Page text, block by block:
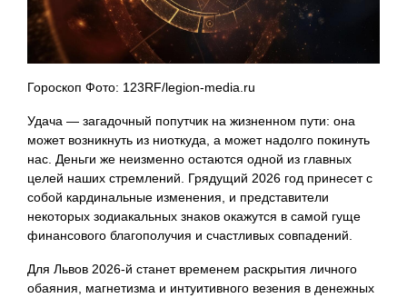
Гороскоп Фото: 123RF/legion-media.ru
Удача — загадочный попутчик на жизненном пути: она
может возникнуть из ниоткуда, а может надолго покинуть
нас. Деньги же неизменно остаются одной из главных
целей наших стремлений. Грядущий 2026 год принесет с
собой кардинальные изменения, и представители
некоторых зодиакальных знаков окажутся в самой гуще
финансового благополучия и счастливых совпадений.
Для Львов 2026-й станет временем раскрытия личного
обаяния, магнетизма и интуитивного везения в денежных